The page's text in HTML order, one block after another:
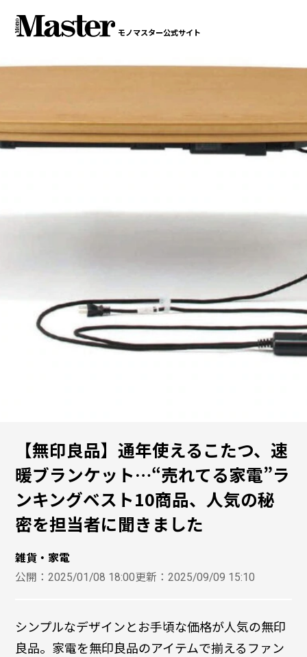
モノマスター公式サイト
【無印良品】通年使えるこたつ、速
暖ブランケット…“売れてる家電”ラ
ンキングベスト10商品、人気の秘
密を担当者に聞きました
雑貨・家電
公開：2025/01/08 18:00更新：2025/09/09 15:10
シンプルなデザインとお手頃な価格が人気の無印
良品。家電を無印良品のアイテムで揃えるファン